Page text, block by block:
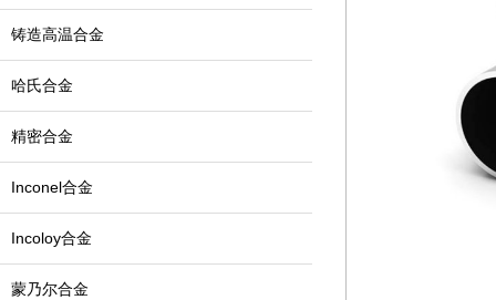
铸造高温合金
哈氏合金
精密合金
Inconel合金
Incoloy合金
蒙乃尔合金